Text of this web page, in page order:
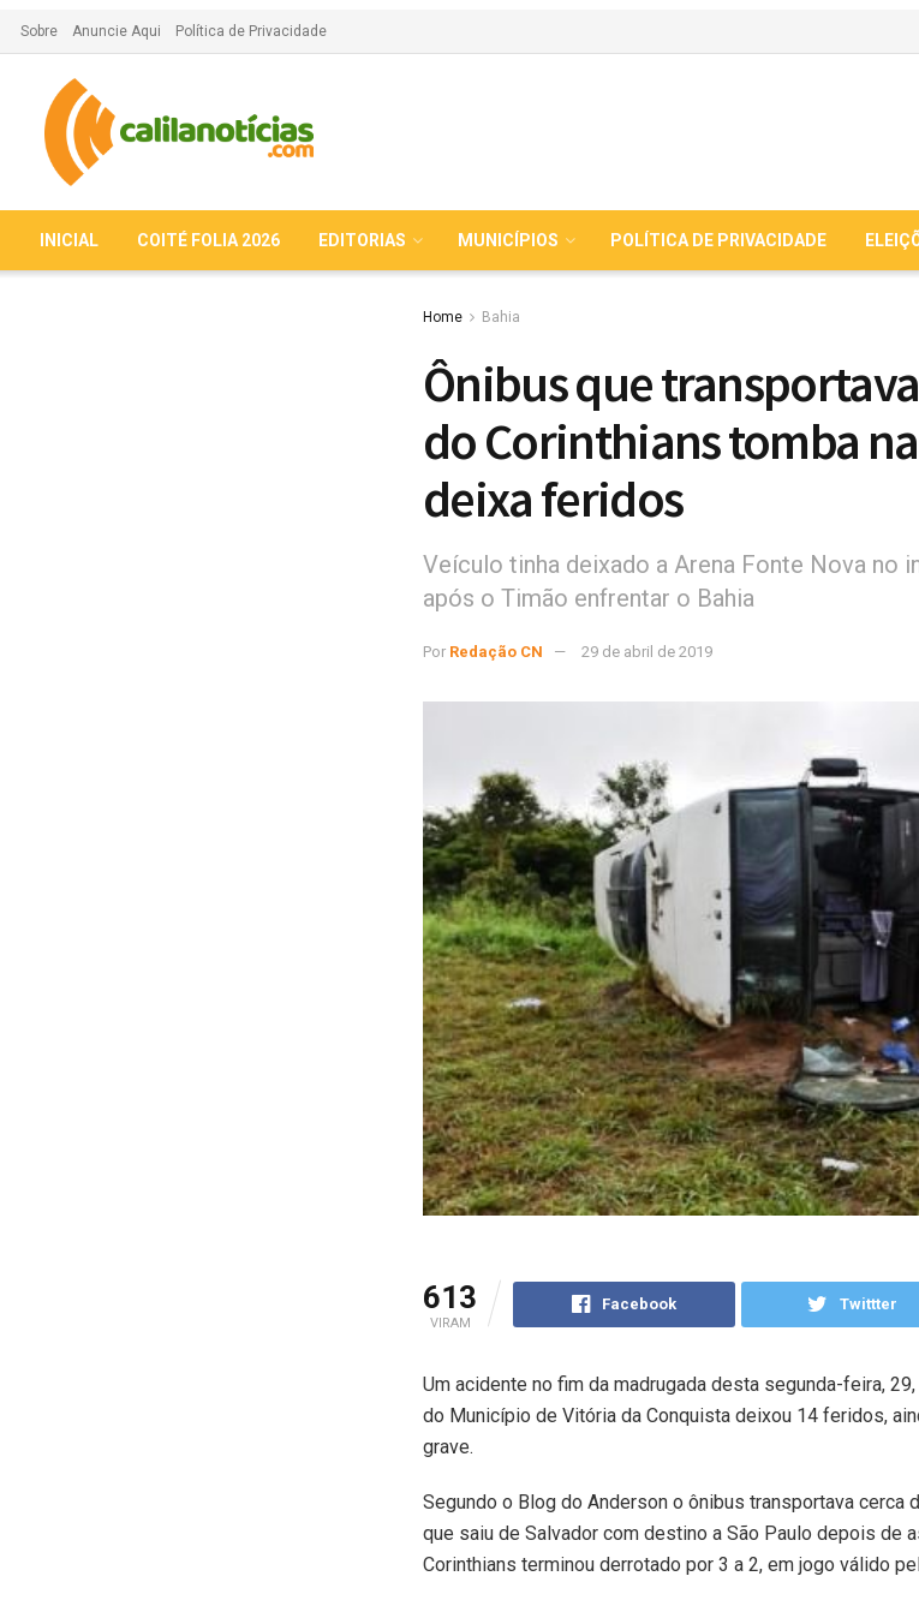
Sobre Anuncie Aqui Política de Privacidade
INICIAL COITÉ FOLIA 2026 EDITORIAS MUNICÍPIOS POLÍTICA DE PRIVACIDADE
Home Bahia
Ônibus que
do Corinthians tomba na
deixa feridos
Veículo tinha deixado a Arena Fonte Nova no
após o Timão enfrentar o Bahia
Por Redação CN 29 de abril de 2019
613
VIRAM
Facebook Twittter
Um acidente no fim da madrugada desta segunda-feira,
do Município de Vitória da Conquista deixou 14 feridos,
grave.
Segundo o Blog do Anderson o ônibus transportava cerca
que saiu de Salvador com destino a São Paulo depois de
Corinthians terminou derrotado por 3 a 2, em jogo válido